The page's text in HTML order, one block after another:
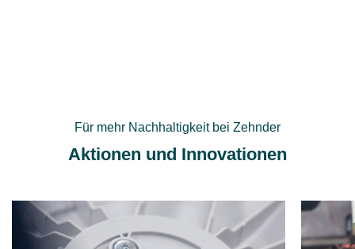
Für mehr Nachhaltigkeit bei Zehnder
Aktionen und Innovationen